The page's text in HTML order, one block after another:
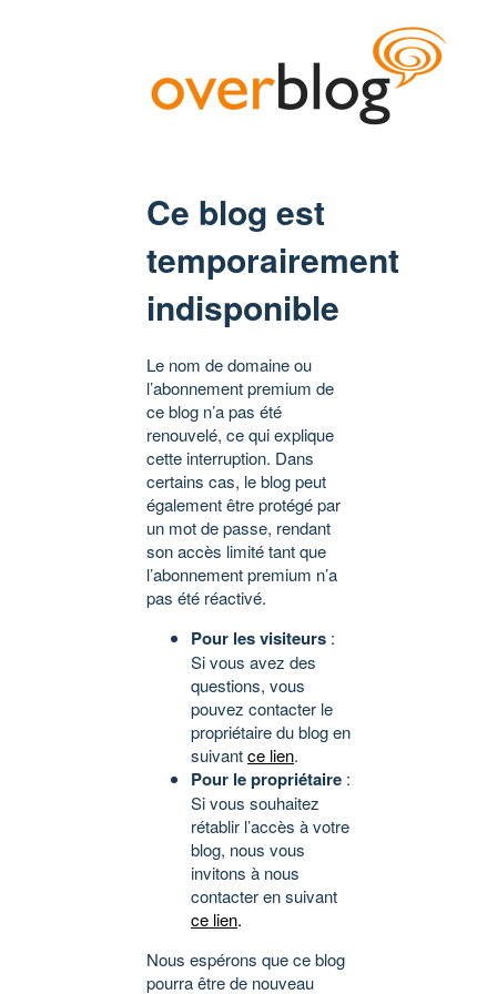
Ce blog est
temporairement
indisponible
Le nom de domaine ou
l’abonnement premium de
ce blog n’a pas été
renouvelé, ce qui explique
cette interruption. Dans
certains cas, le blog peut
également être protégé par
un mot de passe, rendant
son accès limité tant que
l’abonnement premium n’a
pas été réactivé.
Pour les visiteurs :
Si vous avez des
questions, vous
pouvez contacter le
propriétaire du blog en
suivantce lien.
Pour le propriétaire :
Si vous souhaitez
rétablir l’accès à votre
blog, nous vous
invitons à nous
contacter en suivant
ce lien.
Nous espérons que ce blog
pourra être de nouveau